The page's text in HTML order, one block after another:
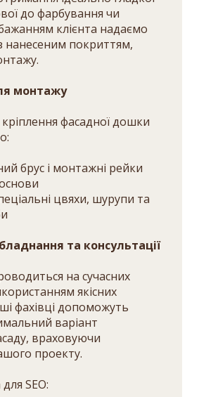
до фарбування чи
клієнта надаємо
нанесеним покриттям,
монтажу
фасадної дошки
брус і монтажні рейки
цвяхи, шурупи та
та консультації
на сучасних
якісних
фахівці допоможуть
варіант
враховуючи
проекту.
SEO: